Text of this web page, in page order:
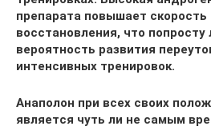
препарата повышает скорость
восстановления, что попросту
вероятность развития
интенсивных тренировок.
Анаполон при всех своих
является чуть ли не самым